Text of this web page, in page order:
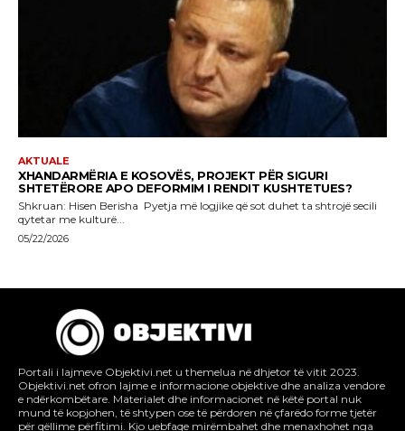
Portali i lajmeve Objektivi.net u themelua në dhjetor të vitit 2023.
Objektivi.net ofron lajme e informacione objektive dhe analiza vendore
e ndërkombëtare. Materialet dhe informacionet në këtë portal nuk
mund të kopjohen, të shtypen ose të përdoren në çfarëdo forme tjetër
për qëllime përfitimi. Kjo uebfaqe mirëmbahet dhe menaxhohet nga